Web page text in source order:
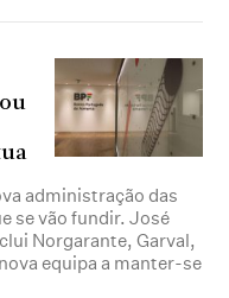
administração das
se vão fundir. José
Norgarante, Garval,
equipa a manter-se